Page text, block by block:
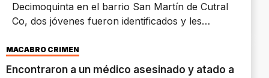
Decimoquinta en el barrio San Martín de Cutral
Co, dos jóvenes fueron identificados y les
envoltorios con cocaína.
MACABRO CRIMEN
Encontraron a un médico asesinado y atado a